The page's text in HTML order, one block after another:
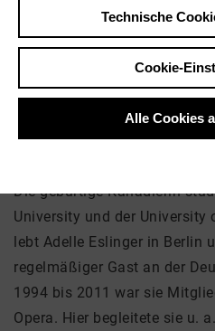
Adelle Eslinger-
Die gebürtige Kanadierin
University und der University
lebt Adelle Eslinger in Berlin
regelmäßiger Gast an der
1994 bis 2011 war sie
Opera. Hier begleitete sie u.
Technische
Cookie-
Alle Cookies